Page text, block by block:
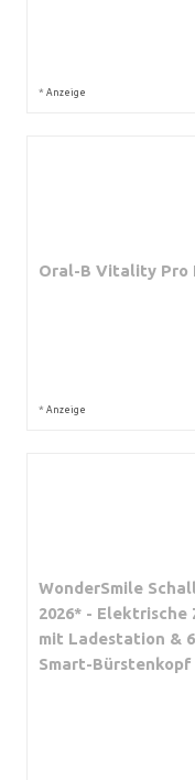
* Anzeige
Oral-B Vitality Pro
* Anzeige
WonderSmile
2026* - Elektrische
mit Ladestation &
Smart-